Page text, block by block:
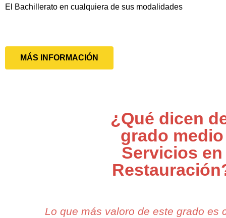
El Bachillerato en cualquiera de sus modalidades
MÁS INFORMACIÓN
¿Qué dicen
grado medio
Servicios en
Lo que más valoro de este grado es